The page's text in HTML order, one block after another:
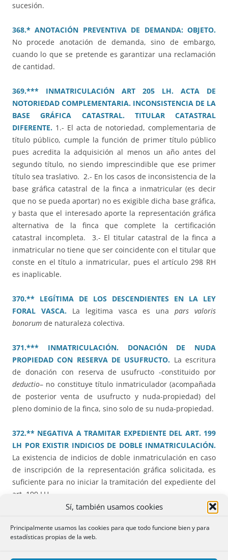
Sí, también usamos cookies
Principalmente usamos las cookies para que todo funcione bien y para
estadísticas propias de la web.
sucesión.
368.* ANOTACIÓN PREVENTIVA DE DEMANDA: OBJETO.
No procede anotación de demanda, sino de embargo,
cuando lo que se pretende es garantizar una reclamación
de cantidad.
369.*** INMATRICULACIÓN ART 205 LH. ACTA DE
NOTORIEDAD COMPLEMENTARIA. INCONSISTENCIA DE LA
BASE GRÁFICA CATASTRAL. TITULAR CATASTRAL
DIFERENTE. 1.- El acta de notoriedad, complementaria de
título público, cumple la función de primer título público
pues acredita la adquisición al menos un año antes del
segundo título, no siendo imprescindible que ese primer
título sea traslativo. 2.- En los casos de inconsistencia de la
base gráfica catastral de la finca a inmatricular (es decir
que no se pueda aportar) no es exigible dicha base gráfica,
y basta que el interesado aporte la representación gráfica
alternativa de la finca que complete la certificación
catastral incompleta. 3.- El titular catastral de la finca a
inmatricular no tiene que ser coincidente con el titular que
conste en el título a inmatricular, pues el artículo 298 RH
es inaplicable.
370.** LEGÍTIMA DE LOS DESCENDIENTES EN LA LEY
FORAL VASCA.
La legitima vasca es unapars valoris
bonorum de naturaleza colectiva.
371.*** INMATRICULACIÓN. DONACIÓN DE NUDA
PROPIEDAD CON RESERVA DE USUFRUCTO. La escritura
de donación con reserva de usufructo -constituido por
deductio– no constituye título inmatriculador (acompañada
de posterior venta de usufructo y nuda-propiedad) del
pleno dominio de la finca, sino solo de su nuda-propiedad.
372.** NEGATIVA A TRAMITAR EXPEDIENTE DEL ART. 199
LH POR EXISTIR INDICIOS DE DOBLE INMATRICULACIÓN.
La existencia de indicios de doble inmatriculación en caso
de inscripción de la representación gráfica solicitada, es
suficiente para no iniciar la tramitación del expediente del
art. 199 LH.
PROCEDIMIENTO JUDICIAL.
Para que los documentos
judiciales sean inscribibles tienen que ser: firmes y